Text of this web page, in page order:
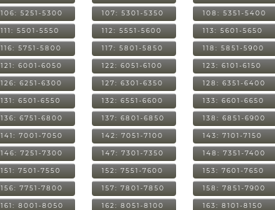
106: 5251-5300 107: 5301-5350 108: 5351-5400
111: 5501-5550 112: 5551-5600 113: 5601-5650
116: 5751-5800 117: 5801-5850 118: 5851-5900
121: 6001-6050 122: 6051-6100 123: 6101-6150
126: 6251-6300 127: 6301-6350 128: 6351-6400
131: 6501-6550 132: 6551-6600 133: 6601-6650
136: 6751-6800 137: 6801-6850 138: 6851-6900
141: 7001-7050 142: 7051-7100 143: 7101-7150
146: 7251-7300 147: 7301-7350 148: 7351-7400
151: 7501-7550 152: 7551-7600 153: 7601-7650
156: 7751-7800 157: 7801-7850 158: 7851-7900
161: 8001-8050 162: 8051-8100 163: 8101-8150